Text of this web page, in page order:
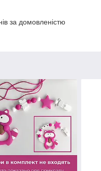
за домовленістю